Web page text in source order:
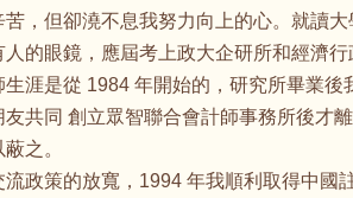
苦，但卻澆不息我努力向上的心。就讀
人的眼鏡，應屆考上政大企研所和經濟
生涯是從 1984 年開始的，研究所畢業
友共同 創立眾智聯合會計師事務所後才
之。
流政策的放寬，1994 年我順利取得中國